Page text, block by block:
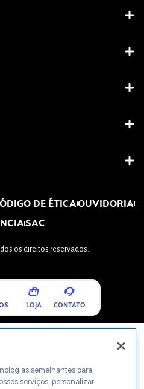
DE ÉTICAOUVIDORIA
SAC
os direitos reservados.
LOJA CONTATO
semelhantes para
serviços, personalizar